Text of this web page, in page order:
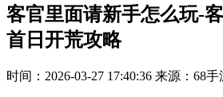
客官里面请新手怎么玩-
首日开荒攻略
时间：2026-03-27 17:40:36 来源：68手